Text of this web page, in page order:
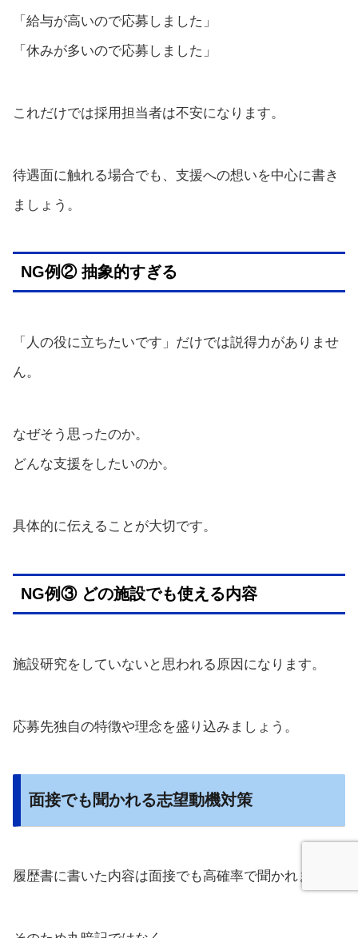
「給与が高いので応募しました」
「休みが多いので応募しました」
これだけでは採用担当者は不安になります。
待遇面に触れる場合でも、支援への想いを中心に書き
ましょう。
NG例② 抽象的すぎる
「人の役に立ちたいです」だけでは説得力がありませ
ん。
なぜそう思ったのか。
どんな支援をしたいのか。
具体的に伝えることが大切です。
NG例③ どの施設でも使える内容
施設研究をしていないと思われる原因になります。
応募先独自の特徴や理念を盛り込みましょう。
面接でも聞かれる志望動機対策
履歴書に書いた内容は面接でも高確率で聞かれます。